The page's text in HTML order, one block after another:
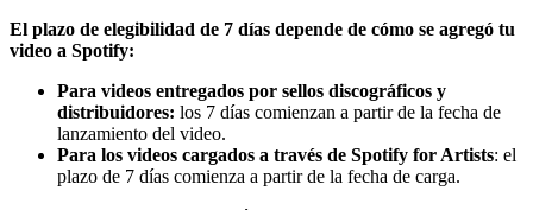
El plazo de elegibilidad de 7 días depende de cómo se agregó tu
video a Spotify:
Para videos entregados por sellos discográficos y
distribuidores: los 7 días comienzan a partir de la fecha de
lanzamiento del video.
Para los videos cargados a través de Spotify for Artists: el
plazo de 7 días comienza a partir de la fecha de carga.